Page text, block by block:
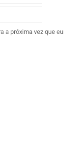
a próxima vez que eu